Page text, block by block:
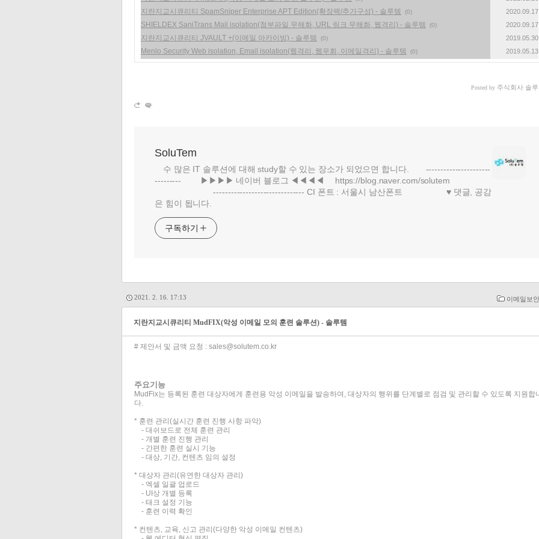
지란지교시큐리티 SpamSniper Enterprise APT Edition(확장팩/추가구성) - 솔루템 (0) 2020.09.17
SHIELDEX SaniTrans Mail isolation(첨부파일 무해화, URL 링크 무해화, 웹격리) - 솔루템 (0) 2020.09.17
지란지교시큐리티 JVAULT +(이메일 아카이빙) - 솔루템 (0) 2019.05.30
Menlo Security Web isolation, Email isolation(웹격리, 웹우회, 이메일격리) - 솔루템 (0) 2019.05.13
Posted by 주식회사 솔
SoluTem
수 많은 IT 솔루션에 대해 study할 수 있는 장소가 되었으면 합니다. ----------------------
--------- ▶▶▶▶ 네이버 블로그 ◀◀◀◀ https://blog.naver.com/solutem
------------------------------- CI 폰트 : 서울시 남산폰트 ♥ 댓글, 공감
은 힘이 됩니다.
구독하기
이메일보
2021. 2. 16. 17:13
지란지교시큐리티 MudFIX(악성 이메일 모의 훈련 솔루션) - 솔루템
# 제안서 및 금액 요청 : sales@solutem.co.kr
주요기능
MudFix는 등록된 훈련 대상자에게 훈련용 악성 이메일을 발송하여, 대상자의 행위를 단계별로 점검 및 관리할 수 있도록 지원합
다.
* 훈련 관리(실시간 훈련 진행 사항 파악)
- 대쉬보드로 전체 훈련 관리
- 개별 훈련 진행 관리
- 간편한 훈련 실시 기능
- 대상, 기간, 컨텐츠 임의 설정
* 대상자 관리(유연한 대상자 관리)
- 엑셀 일괄 업로드
- UI상 개별 등록
- 태크 설정 기능
- 훈련 이력 확인
* 컨텐츠, 교육, 신고 관리(다양한 악성 이메일 컨텐츠)